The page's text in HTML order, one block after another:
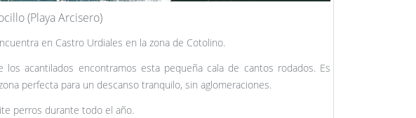
(Playa Arcisero)
en Castro Urdiales en la zona de Cotolino.
los acantilados encontramos esta pequeña cala de cantos rodados. Es
perfecta para un descanso tranquilo, sin aglomeraciones.
perros durante todo el año.